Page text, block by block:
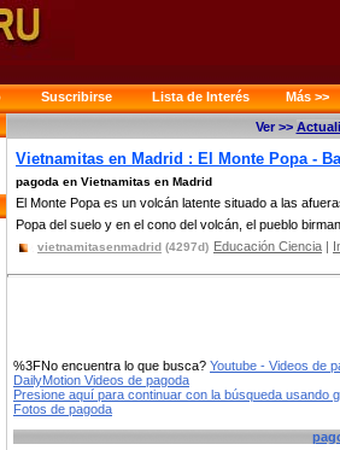
Suscribirse Lista de Interés
Más >>
Ver >>
Vietnamitas en Madrid : El Monte Popa -
pagoda en Vietnamitas en Madrid
El Monte Popa es un volcán latente situado a las
Popa del suelo y en el cono del volcán, el pueblo
vietnamitasenmadrid (4297d) Educación Ciencia |
%3FNo encuentra lo que busca? Youtube - Videos de
DailyMotion Videos de pagoda
Presione aquí para continuar con la búsqueda usando
Fotos de pagoda